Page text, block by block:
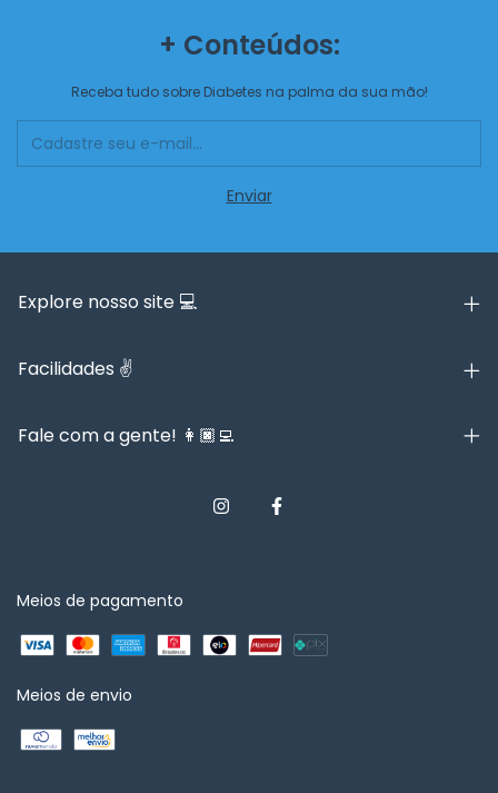
+ Conteúdos:
Receba tudo sobre Diabetes na palma da sua mão!
Explore nosso site 💻
Facilidades ✌️
Fale com a gente! 👩🏿‍💻
Meios de pagamento
Meios de envio